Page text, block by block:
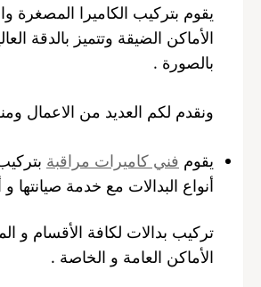
يقوم بتركيب الكاميرا المصغرة
الأماكن الضيقة وتتميز بالدقة
بالصورة .
ونقدم لكم العديد من الاعمال
يقوم فني كاميرات مراقبة
أنواع البدالات مع خدمة صيانتها و
تركيب بدالات لكافة الأقسام و
الأماكن العامة و الخاصة .